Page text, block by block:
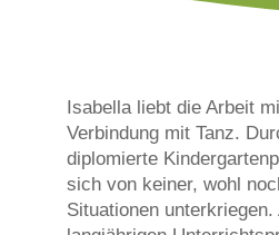
Isabella liebt die Arbeit
Verbindung mit Tanz.
diplomierte
sich von keiner, wohl
Situationen